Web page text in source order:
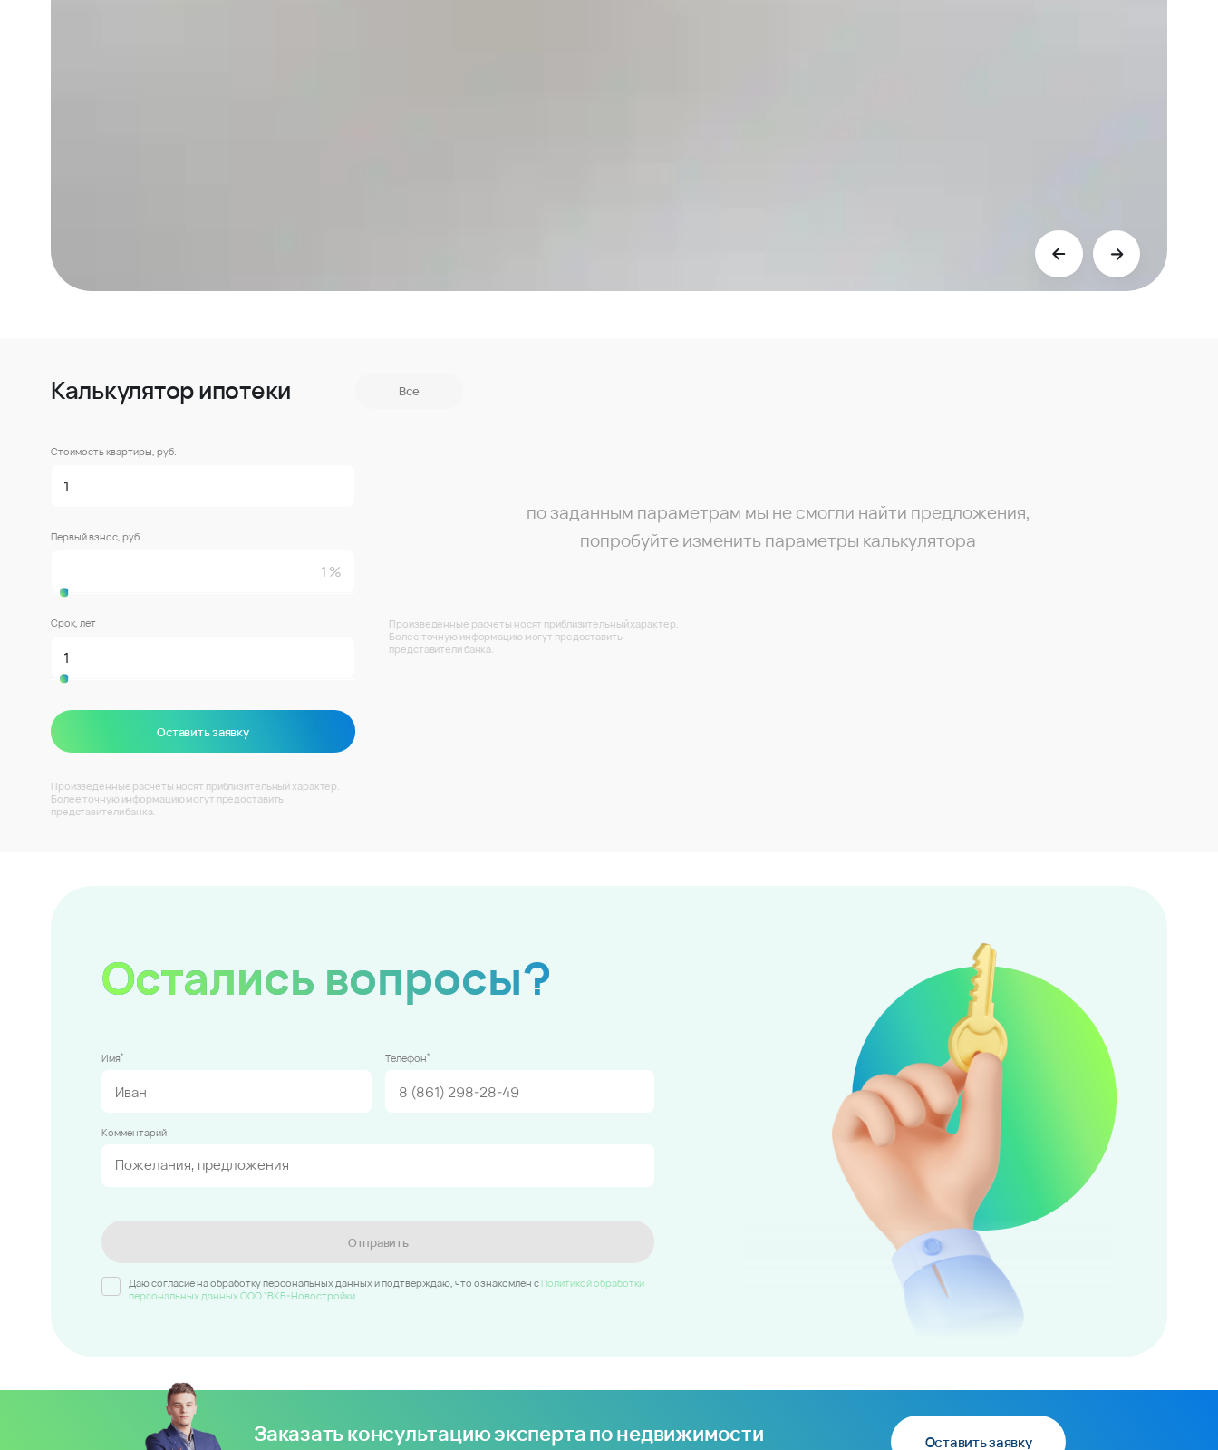
Калькулятор ипотеки Все
Стоимость квартиры, руб.
Первый взнос, руб.
Срок, лет
Оставить заявку
Произведенные расчеты носят приблизительный характер.
Более точную информацию могут предоставить
представители банка.
по заданным параметрам мы не смогли найти предложения,
попробуйте изменить параметры калькулятора
Произведенные расчеты носят приблизительный характер.
Более точную информацию могут предоставить
представители банка.
Остались вопросы?
Имя* Телефон*
Комментарий
Отправить
Даю согласие на обработку персональных данных и подтверждаю, что ознакомлен c Политикой обработки
персональных данных ООО "ВКБ-Новостройки
Заказать консультацию эксперта по недвижимости Оставить заявку